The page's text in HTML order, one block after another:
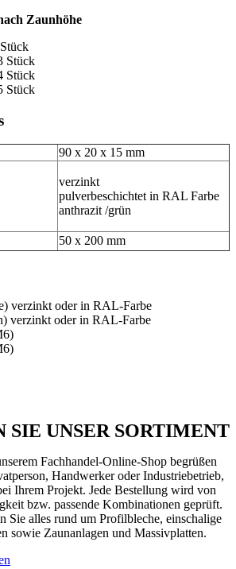
Zaunhöhe
Stück
Stück
Stück
90 x 20 x 15 mm
verzinkt
pulverbeschichtet in RAL Farbe
anthrazit /grün
50 x 200 mm
verzinkt oder in RAL-Farbe
verzinkt oder in RAL-Farbe
SIE UNSER SORTIMENT
Fachhandel-Online-Shop begrüßen
Handwerker oder Industriebetrieb,
Ihrem Projekt. Jede Bestellung wird von
bzw. passende Kombinationen geprüft.
Sie alles rund um Profilbleche, einschalige
sowie Zaunanlagen und Massivplatten.